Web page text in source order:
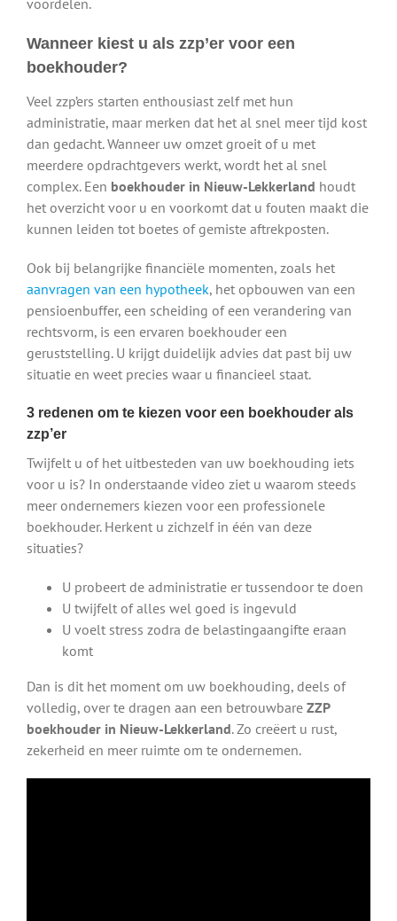
voordelen.
Wanneer kiest u als zzp’er voor een
boekhouder?
Veel zzp’ers starten enthousiast zelf met hun
administratie, maar merken dat het al snel meer tijd kost
dan gedacht. Wanneer uw omzet groeit of u met
meerdere opdrachtgevers werkt, wordt het al snel
complex. Een boekhouder in Nieuw-Lekkerland houdt
het overzicht voor u en voorkomt dat u fouten maakt die
kunnen leiden tot boetes of gemiste aftrekposten.
Ook bij belangrijke financiële momenten, zoals het
aanvragen van een hypotheek, het opbouwen van een
pensioenbuffer, een scheiding of een verandering van
rechtsvorm, is een ervaren boekhouder een
geruststelling. U krijgt duidelijk advies dat past bij uw
situatie en weet precies waar u financieel staat.
3 redenen om te kiezen voor een boekhouder als
zzp’er
Twijfelt u of het uitbesteden van uw boekhouding iets
voor u is? In onderstaande video ziet u waarom steeds
meer ondernemers kiezen voor een professionele
boekhouder. Herkent u zichzelf in één van deze
situaties?
U probeert de administratie er tussendoor te doen
U twijfelt of alles wel goed is ingevuld
U voelt stress zodra de belastingaangifte eraan
komt
Dan is dit het moment om uw boekhouding, deels of
volledig, over te dragen aan een betrouwbare ZZP
boekhouder in Nieuw-Lekkerland. Zo creëert u rust,
zekerheid en meer ruimte om te ondernemen.